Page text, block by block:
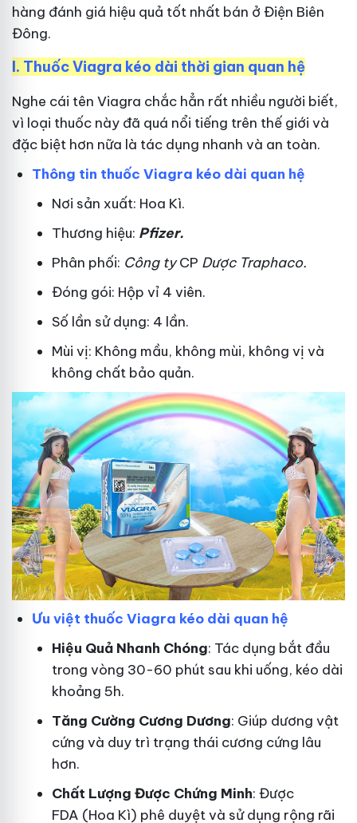
hàng đánh giá hiệu quả tốt nhất bán ở Điện Biên
Đông.
I. Thuốc Viagra kéo dài thời gian quan hệ
Nghe cái tên Viagra chắc hẳn rất nhiều người biết,
vì loại thuốc này đã quá nổi tiếng trên thế giới và
đặc biệt hơn nữa là tác dụng nhanh và an toàn.
Thông tin thuốc Viagra kéo dài quan hệ
Nơi sản xuất: Hoa Kì.
Thương hiệu: Pfizer.
Phân phối: Công tyCP Dược Traphaco.
Đóng gói: Hộp vỉ 4 viên.
Số lần sử dụng: 4 lần.
Mùi vị: Không mầu, không mùi, không vị và
không chất bảo quản.
Ưu việt thuốc Viagra kéo dài quan hệ
Hiệu Quả Nhanh Chóng: Tác dụng bắt đầu
trong vòng 30-60 phút sau khi uống, kéo dài
khoảng 5h.
Tăng Cường Cương Dương: Giúp dương vật
cứng và duy trì trạng thái cương cứng lâu
hơn.
Chất Lượng Được Chứng Minh: Được
FDA (Hoa Kì) phê duyệt và sử dụng rộng rãi